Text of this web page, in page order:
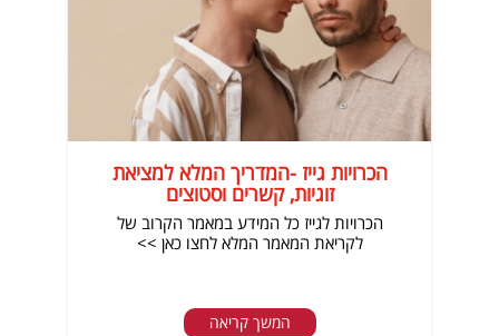
הכרויות גייז -המדריך המלא למציאת
זוגיות, קשרים וסטוצים
הכרויות לגייז כל המידע במאמר הקרוב של
לקריאת המאמר המלא לחצו כאן >>
המשך קריאה